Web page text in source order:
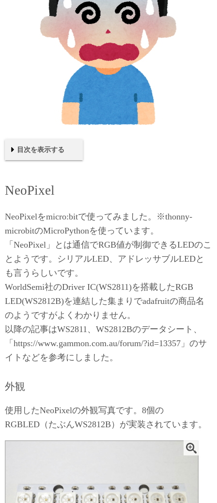
目次を表示する
NeoPixel
NeoPixel
NeoPixelをmicro:bitで使ってみました。※thonny-
microbitのMicroPythonを使っています。
「NeoPixel」とは通信でRGB値が制御できるLEDのこ
とようです。シリアルLED、アドレッサブルLEDと
も言うらしいです。
WorldSemi社のDriver IC(WS2811)を搭載したRGB
LED(WS2812B)を連結した集まりでadafruitの商品名
のようですがよくわかりません。
以降の記事はWS2811、WS2812Bのデータシート、
「https://www.gammon.com.au/forum/?id=13357」のサ
イトなどを参考にしました。
外観
使用したNeoPixelの外観写真です。8個の
RGBLED（たぶんWS2812B）が実装されています。